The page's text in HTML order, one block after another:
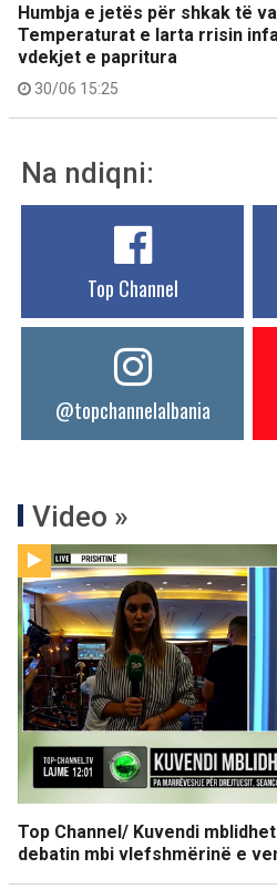
Humbja e jetës për shkak të
Temperaturat e larta rrisin
vdekjet e papritura
30/06 15:25
Na ndiqni:
Top Channel
@topchannelalbania
Video »
Top Channel/ Kuvendi
debatin mbi vlefshmërinë e